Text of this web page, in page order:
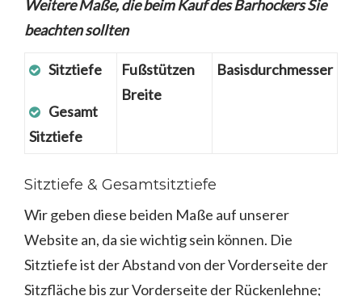
Weitere Maße, die beim Kauf des Barhockers Sie
beachten sollten
Sitztiefe
Gesamt
Sitztiefe
Fußstützen
Breite
Basisdurchmesser
Sitztiefe & Gesamtsitztiefe
Wir geben diese beiden Maße auf unserer
Website an, da sie wichtig sein können. Die
Sitztiefe ist der Abstand von der Vorderseite der
Sitzfläche bis zur Vorderseite der Rückenlehne;